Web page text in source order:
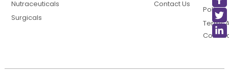
Nutraceuticals
Surgicals
Contact Us
Policy
Terms